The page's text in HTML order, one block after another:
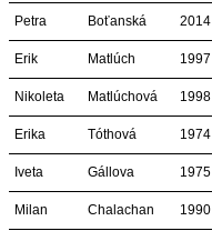
Petra Boťanská 2014
Erik Matlúch 1997
Nikoleta Matlúchová 1998
Erika Tóthová 1974
Iveta Gállova 1975
Milan Chalachan 1990